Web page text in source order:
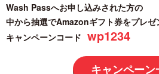
Wash Passへお申し込みされた方の
中から抽選でAmazonギフト券をプレゼ
キャンペーンコード wp1234
キャンペーン